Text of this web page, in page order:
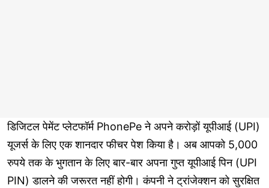
डिजिटल पेमेंट प्लेटफॉर्म PhonePe ने अपने करोड़ों यूपीआई (UPI)
यूजर्स के लिए एक शानदार फीचर पेश किया है। अब आपको 5,000
रुपये तक के भुगतान के लिए बार-बार अपना गुप्त यूपीआई पिन (UPI
PIN) डालने की जरूरत नहीं होगी। कंपनी ने ट्रांजेक्शन को सुरक्षित